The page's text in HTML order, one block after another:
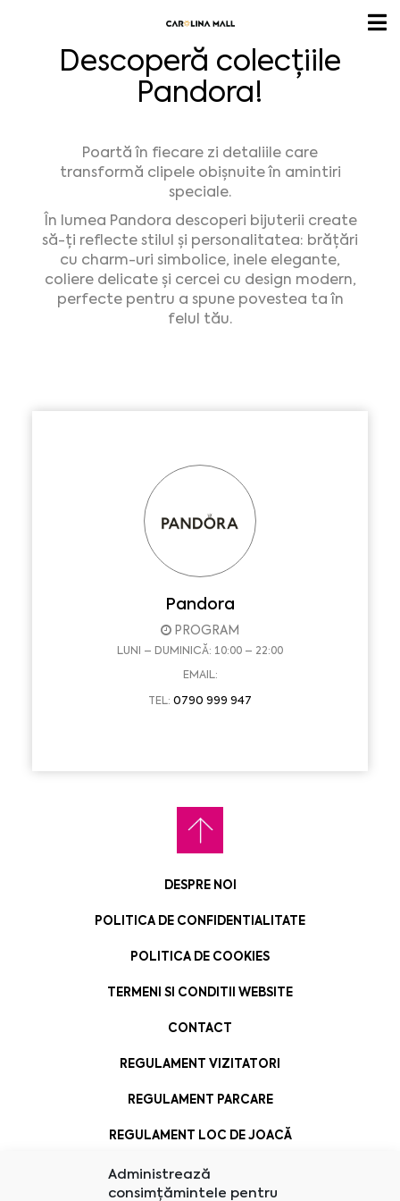
Administrează
consimțămintele pentru
Descoperă colecțiile
Pandora!
Poartă în fiecare zi detaliile care
transformă clipele obișnuite în amintiri
speciale.
În lumea Pandora descoperi bijuterii create
să-ți reflecte stilul și personalitatea: brățări
cu charm-uri simbolice, inele elegante,
coliere delicate și cercei cu design modern,
perfecte pentru a spune povestea ta în
felul tău.
Pandora
PROGRAM
LUNI – DUMINICĂ: 10:00 – 22:00
EMAIL:
TEL: 0790 999 947
DESPRE NOI
POLITICA DE CONFIDENTIALITATE
POLITICA DE COOKIES
TERMENI SI CONDITII WEBSITE
CONTACT
REGULAMENT VIZITATORI
REGULAMENT PARCARE
REGULAMENT LOC DE JOACĂ